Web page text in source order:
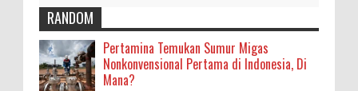
RANDOM
Pertamina Temukan Sumur Migas
Nonkonvensional Pertama di Indonesia, Di
Mana?